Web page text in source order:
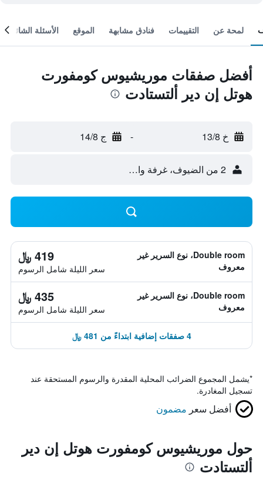
لمحة عن التقييمات فنادق مشابهة الموقع الأسئلة الشائعة
أفضل صفقات موريشيوس كومفورت
هوتل إن دير ألتستادت
خ 13/8 - ج 14/8
2 من الضيوف، غرفة واحدة
Double room، نوع السرير غير
معروف
419 ﷼
سعر الليلة شامل الرسوم
Double room، نوع السرير غير
معروف
435 ﷼
سعر الليلة شامل الرسوم
4 صفقات إضافية ابتداءً من 481 ﷼
*يشمل المجموع الضرائب المحلية المقدرة والرسوم المستحقة عند
تسجيل المغادرة.
أفضل سعر مضمون
حول موريشيوس كومفورت هوتل إن دير
ألتستادت